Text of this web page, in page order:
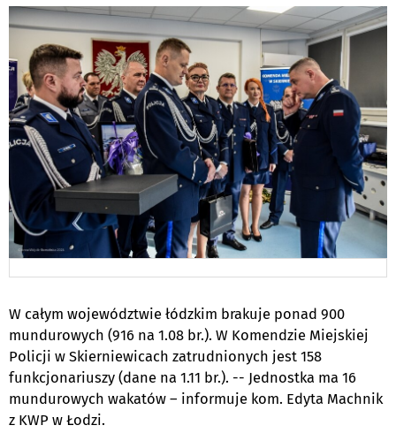
W całym województwie łódzkim brakuje ponad 900
mundurowych (916 na 1.08 br.). W Komendzie Miejskiej
Policji w Skierniewicach zatrudnionych jest 158
funkcjonariuszy (dane na 1.11 br.). -- Jednostka ma 16
mundurowych wakatów – informuje kom. Edyta Machnik
z KWP w Łodzi.